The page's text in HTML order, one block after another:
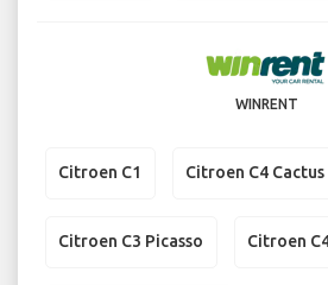
WINRENT
Citroen C1 Citroen C4 Cactus
Citroen C3 Picasso Citroen